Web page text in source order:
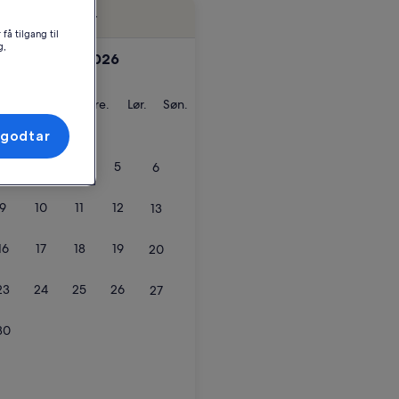
Fleksible datoer
september 2026
Torsdag
Fre. Fredag
Lør. Lørdag
Søn.
5 6
9 10 11 12 13
17 18 19 20
24 25 26 27
få tilgang til